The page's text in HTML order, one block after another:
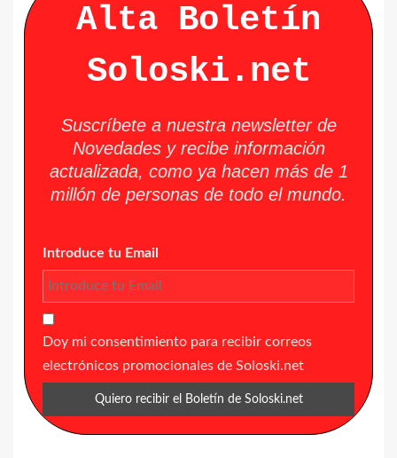
Alta Boletín
Soloski.net
Suscríbete a nuestra newsletter de
Novedades y recibe información
actualizada, como ya hacen más de 1
millón de personas de todo el mundo.
Introduce tu Email
Doy mi consentimiento para recibir correos
electrónicos promocionales de Soloski.net